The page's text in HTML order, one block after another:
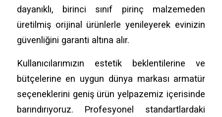
dayanıklı, birinci sınıf pirinç malzemeden
üretilmiş orijinal ürünlerle yenileyerek evinizin
güvenliğini garanti altına alır.
Kullanıcılarımızın estetik beklentilerine ve
bütçelerine en uygun dünya markası armatür
seçeneklerini geniş ürün yelpazemiz içerisinde
barındırıyoruz. Profesyonel standartlardaki